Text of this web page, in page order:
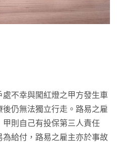
不幸與闖紅燈之甲方發生車
仍無法獨立行走。路易之雇
則自己有投保第三人責任
給付，路易之雇主亦於事故